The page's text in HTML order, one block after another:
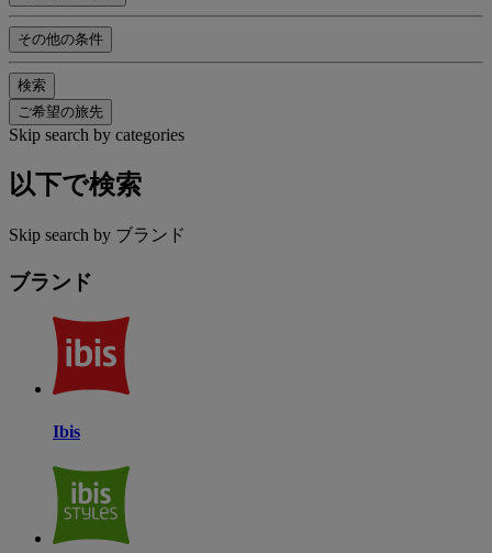
その他の条件
検索
ご希望の旅先
Skip search by categories
以下で検索
Skip search by ブランド
ブランド
Ibis